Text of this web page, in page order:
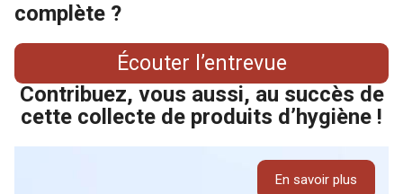
complète ?
Écouter l’entrevue
Contribuez, vous aussi, au succès de
cette collecte de produits d’hygiène !
En savoir plus